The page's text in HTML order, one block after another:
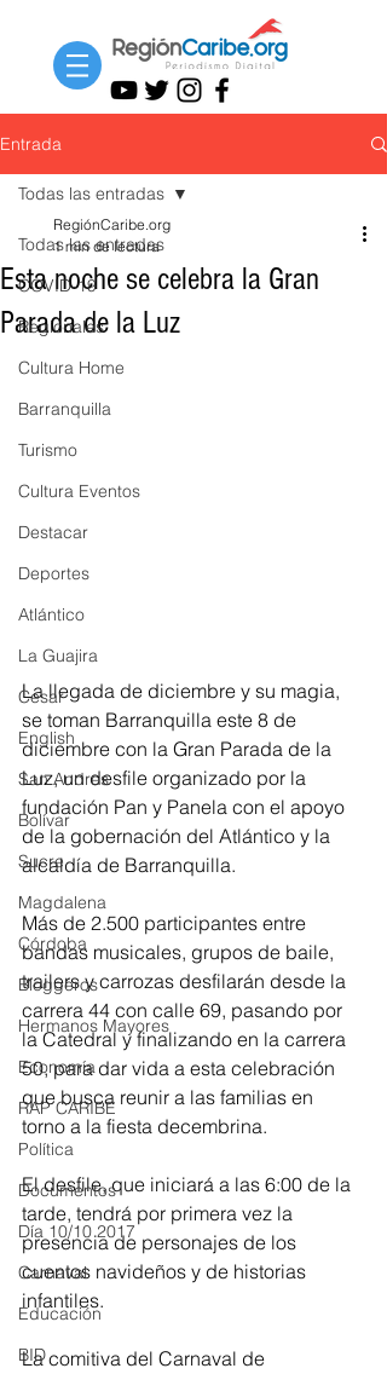
Entrada
Todas las entradas
COVID-19
Regionales
Cultura Home
Barranquilla
Turismo
Cultura Eventos
Destacar
Deportes
Atlántico
La Guajira
Cesar
English
San Andres
Bolívar
Sucre
Magdalena
Córdoba
Bloggeros
Hermanos Mayores
Economía
RAP CARIBE
Política
Documentos
Día 10/10 2017
Carnaval
Educación
BID
Todas las entradas
Esta noche se celebra la Gran
Parada de la Luz
RegiónCaribe.org
1 min de lectura
La llegada de diciembre y su magia,
se toman Barranquilla este 8 de
diciembre con la Gran Parada de la
Luz, un desfile organizado por la
fundación Pan y Panela con el apoyo
de la gobernación del Atlántico y la
alcaldía de Barranquilla.
Más de 2.500 participantes entre
bandas musicales, grupos de baile,
trailers y carrozas desfilarán desde la
carrera 44 con calle 69, pasando por
la Catedral y finalizando en la carrera
50, para dar vida a esta celebración
que busca reunir a las familias en
torno a la fiesta decembrina.
El desfile, que iniciará a las 6:00 de la
tarde, tendrá por primera vez la
presencia de personajes de los
cuentos navideños y de historias
infantiles.
La comitiva del Carnaval de